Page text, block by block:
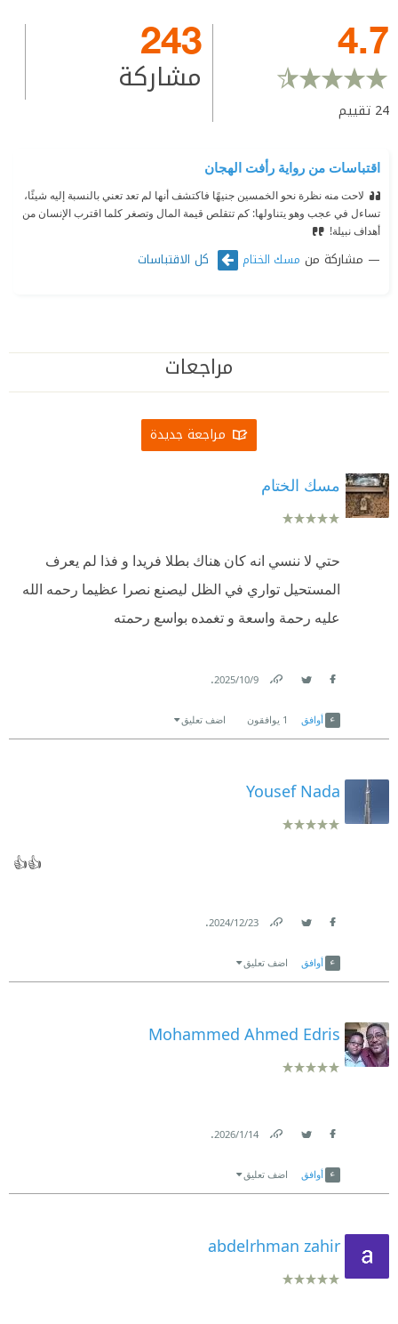
4.7
24 تقييم
243
مشاركة
اقتباسات من رواية رأفت الهجان
لاحت منه نظرة نحو الخمسين جنيهًا فاكتشف أنها لم تعد تعني بالنسبة إليه شيئًا،
تساءل في عجب وهو يتناولها: كم تتقلص قيمة المال وتصغر كلما اقترب الإنسان من
أهداف نبيلة!‏
مشاركة من مسك الختام كل الاقتباسات
مراجعات
مراجعة جديدة
مسك الختام
حتي لا ننسي انه كان هناك بطلا فريدا و فذا لم يعرف
المستحيل تواري في الظل ليصنع نصرا عظيما رحمه الله
عليه رحمة واسعة و تغمده بواسع رحمته
9‏/10‏/2025
.
أوافق 1 يوافقون اضف تعليق
Yousef Nada
👍👍
23‏/12‏/2024
.
أوافق اضف تعليق
Mohammed Ahmed Edris
14‏/1‏/2026
.
أوافق اضف تعليق
abdelrhman zahir